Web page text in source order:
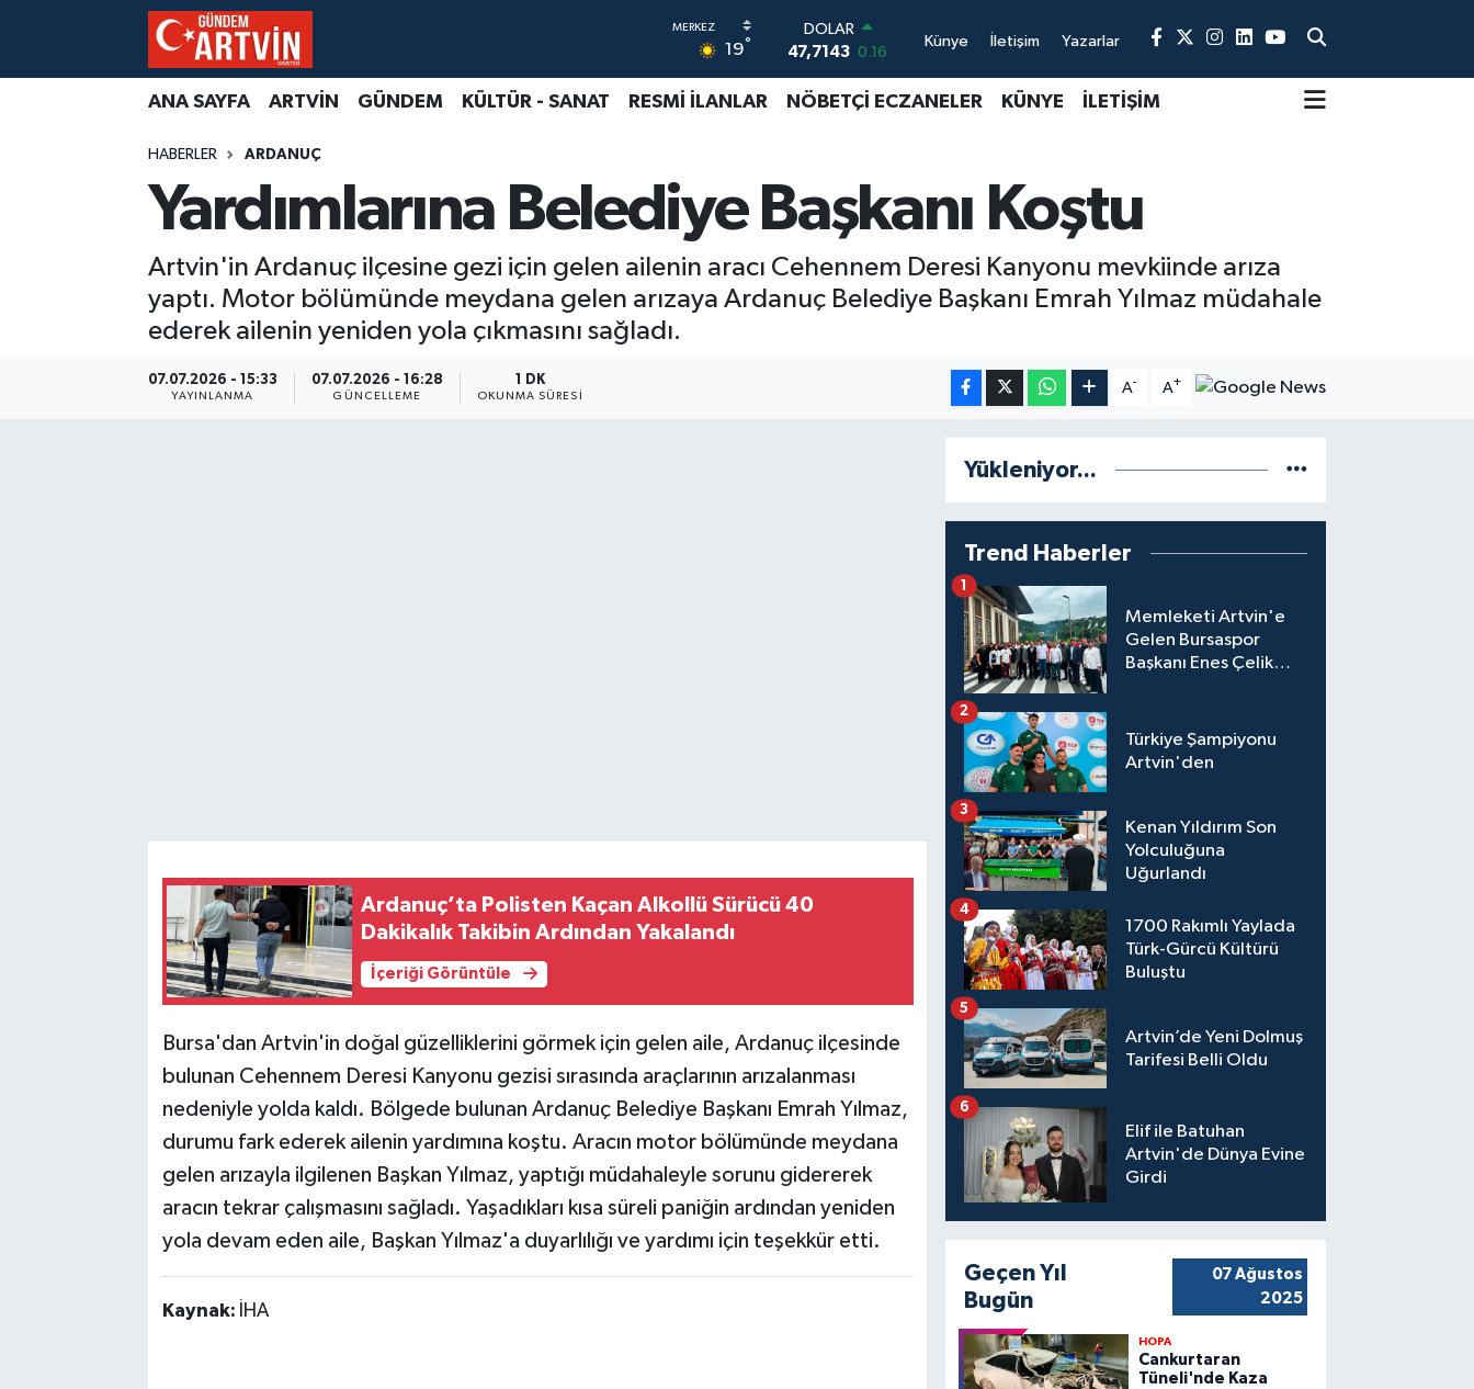
19°
DOLAR
47,7143 0.16
EURO
55,0317 -0.02
6574.81
1.44
BİST100
13.799
BITCOIN
Künye İletişim Yazarlar
ANA SAYFA ARTVİN GÜNDEM KÜLTÜR - SANAT RESMİ İLANLAR NÖBETÇİ ECZANELER KÜNYE İLETİŞİM
HABERLER ARDANUÇ
Yardımlarına Belediye Başkanı Koştu
Artvin'in Ardanuç ilçesine gezi için gelen ailenin aracı Cehennem Deresi Kanyonu mevkiinde arıza
yaptı. Motor bölümünde meydana gelen arızaya Ardanuç Belediye Başkanı Emrah Yılmaz müdahale
ederek ailenin yeniden yola çıkmasını sağladı.
07.07.2026 - 15:33
YAYINLANMA
07.07.2026 - 16:28
GÜNCELLEME
1 DK
OKUNMA SÜRESI
A- A+
Ardanuç’ta Polisten Kaçan Alkollü Sürücü 40
Dakikalık Takibin Ardından Yakalandı
İçeriği Görüntüle
Bursa'dan Artvin'in doğal güzelliklerini görmek için gelen aile, Ardanuç ilçesinde
bulunan Cehennem Deresi Kanyonu gezisi sırasında araçlarının arızalanması
nedeniyle yolda kaldı. Bölgede bulunan Ardanuç Belediye Başkanı Emrah Yılmaz,
durumu fark ederek ailenin yardımına koştu. Aracın motor bölümünde meydana
gelen arızayla ilgilenen Başkan Yılmaz, yaptığı müdahaleyle sorunu gidererek
aracın tekrar çalışmasını sağladı. Yaşadıkları kısa süreli paniğin ardından yeniden
yola devam eden aile, Başkan Yılmaz'a duyarlılığı ve yardımı için teşekkür etti.
Kaynak: İHA
Yükleniyor...
Trend Haberler
Memleketi Artvin'e
Gelen Bursaspor
Başkanı Enes Çelik
1
Türkiye Şampiyonu
Artvin'den
2
Kenan Yıldırım Son
Yolculuğuna
Uğurlandı
3
1700 Rakımlı Yaylada
Türk-Gürcü Kültürü
Buluştu
4
Artvin’de Yeni Dolmuş
Tarifesi Belli Oldu
5
Elif ile Batuhan
Artvin'de Dünya Evine
Girdi
6
Geçen Yıl
Bugün
07 Ağustos
2025
HOPA
Cankurtaran
Tüneli'nde Kaza